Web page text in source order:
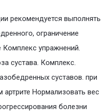
рекомендуется выполнять
ограничение
упражнений.
сустава. Комплекс.
суставов. при
артрите Нормализовать вес
болезни